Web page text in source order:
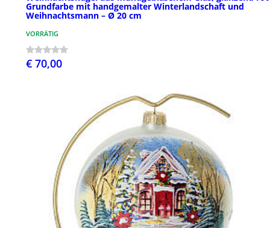
Grundfarbe mit handgemalter Winterlandschaft und
Weihnachtsmann – Ø 20 cm
VORRÄTIG
€ 70,00